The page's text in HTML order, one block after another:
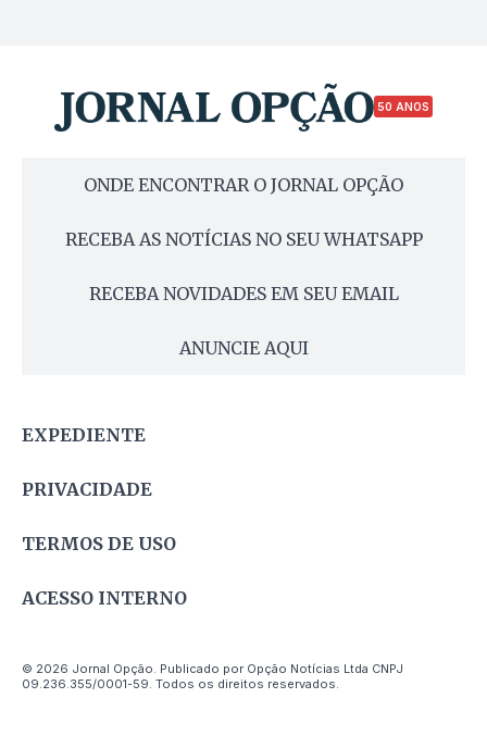
50 ANOS
ONDE ENCONTRAR O JORNAL OPÇÃO
RECEBA AS NOTÍCIAS NO SEU WHATSAPP
RECEBA NOVIDADES EM SEU EMAIL
ANUNCIE AQUI
EXPEDIENTE
PRIVACIDADE
TERMOS DE USO
ACESSO INTERNO
© 2026 Jornal Opção. Publicado por Opção Notícias Ltda CNPJ
09.236.355/0001-59. Todos os direitos reservados.